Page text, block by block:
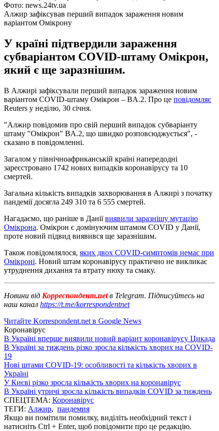
Фото: news.24tv.ua
Алжир зафіксував перший випадок зараження новим
варіантом Омікрону
У країні підтвердили зараження
субваріантом COVID-штаму Омікрон,
який є ще заразнішим.
В Алжирі зафіксували перший випадок зараження новим
варіантом COVID-штаму Омікрон – BA.2. Про це повідомляє
Reuters у неділю, 30 січня.
"Алжир повідомив про свій перший випадок субваріанту
штаму "Омікрон" BA.2, що швидко розповсюджується", -
сказано в повідомленні.
Загалом у північноафриканській країні напередодні
зареєстровано 1742 нових випадків коронавірусу та 10
смертей.
Загальна кількість випадків захворювання в Алжирі з початку
пандемії досягла 249 310 та 6 555 смертей.
Нагадаємо, що раніше в Даніївиявили заразнішу мутацію
Омікрона. Омікрон є домінуючим штамом COVID у Данії,
проте новий підвид виявився ще заразнішим.
Також повідомлялося, яких двох COVID-симптомів немає при
Омікроні. Новий штам коронавірусу практично не викликає
утруднення дихання та втрату нюху та смаку.
Новини від Корреспондент.netв Telegram. Підписуйтесь на
наш канал https://t.me/korrespondentnet
Читайте Korrespondent.net в Google News
Коронавірус
В Україні вперше виявили новий варіант коронавірусу Цикада
В Україні за тиждень різко зросла кількість хворих на COVID-
19
Нові штами COVID-19: особливості та кількість хворих в
Україні
У Києві різко зросла кількість хворих на коронавірус
В Україні утричі зросла кількість випадків COVID за тиждень
СПЕЦТЕМА: Коронавірус
ТЕГИ: Алжир, пандемия
Якщо ви помітили помилку, виділіть необхідний текст і
натисніть Ctrl + Enter, щоб повідомити про це редакцію.